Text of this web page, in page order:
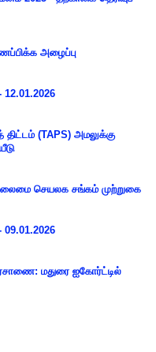
அழைப்பு
திட்டம் (TAPS) அமலுக்கு
தலைமை செயலக சங்கம் முற்றுகை
மதுரை ஐகோர்ட்டில்